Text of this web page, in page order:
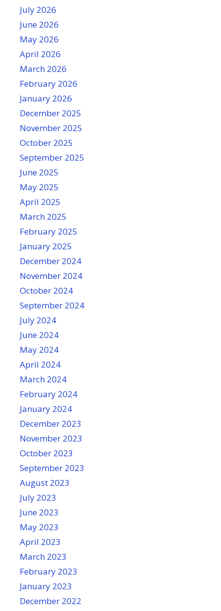
July 2026
June 2026
May 2026
April 2026
March 2026
February 2026
January 2026
December 2025
November 2025
October 2025
September 2025
June 2025
May 2025
April 2025
March 2025
February 2025
January 2025
December 2024
November 2024
October 2024
September 2024
July 2024
June 2024
May 2024
April 2024
March 2024
February 2024
January 2024
December 2023
November 2023
October 2023
September 2023
August 2023
July 2023
June 2023
May 2023
April 2023
March 2023
February 2023
January 2023
December 2022